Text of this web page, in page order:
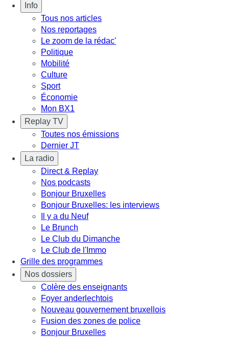
Info
Tous nos articles
Nos reportages
Le zoom de la rédac'
Politique
Mobilité
Culture
Sport
Économie
Mon BX1
Replay TV
Toutes nos émissions
Dernier JT
La radio
Direct & Replay
Nos podcasts
Bonjour Bruxelles
Bonjour Bruxelles: les interviews
Il y a du Neuf
Le Brunch
Le Club du Dimanche
Le Club de l'Immo
Grille des programmes
Nos dossiers
Colère des enseignants
Foyer anderlechtois
Nouveau gouvernement bruxellois
Fusion des zones de police
Bonjour Bruxelles